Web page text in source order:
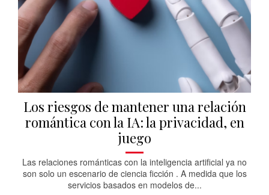
Los riesgos de mantener una relación
romántica con la IA: la privacidad, en
juego
Las relaciones románticas con la inteligencia artificial ya no
son solo un escenario de ciencia ficción . A medida que los
servicios basados ​​en modelos de...